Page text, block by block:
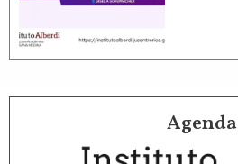
Agenda